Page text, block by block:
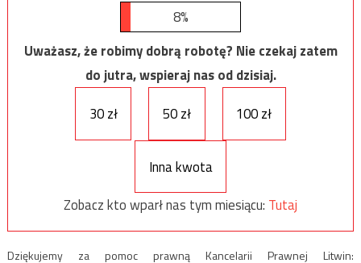
8%
Uważasz, że robimy dobrą robotę? Nie czekaj zatem
do jutra, wspieraj nas od dzisiaj.
30 zł
50 zł 100 zł
Inna kwota
Zobacz kto wparł nas tym miesiącu: Tutaj
Dziękujemy za pomoc prawną Kancelarii Prawnej Litwin: